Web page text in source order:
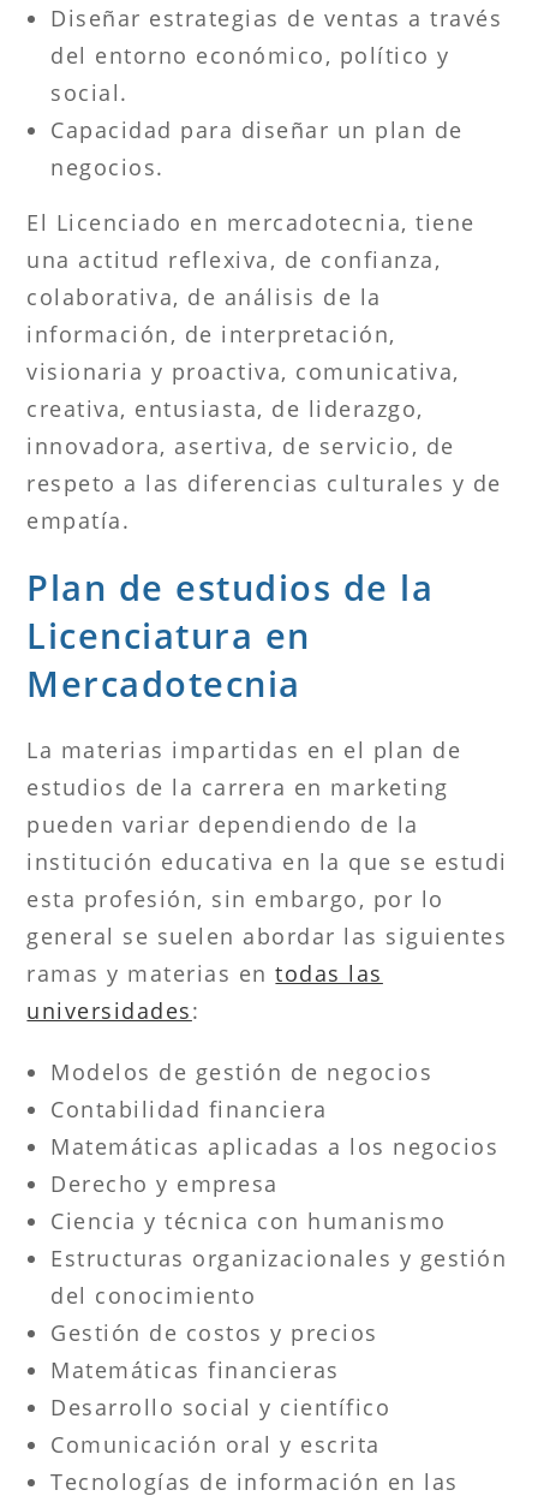
Diseñar estrategias de ventas a través
del entorno económico, político y
social.
Capacidad para diseñar un plan de
negocios.
El Licenciado en mercadotecnia, tiene
una actitud reflexiva, de confianza,
colaborativa, de análisis de la
información, de interpretación,
visionaria y proactiva, comunicativa,
creativa, entusiasta, de liderazgo,
innovadora, asertiva, de servicio, de
respeto a las diferencias culturales y de
empatía.
Plan de estudios de la
Licenciatura en
Mercadotecnia
La materias impartidas en el plan de
estudios de la carrera en marketing
pueden variar dependiendo de la
institución educativa en la que se estudi
esta profesión, sin embargo, por lo
general se suelen abordar las siguientes
ramas y materias entodas las
universidades:
Modelos de gestión de negocios
Contabilidad financiera
Matemáticas aplicadas a los negocios
Derecho y empresa
Ciencia y técnica con humanismo
Estructuras organizacionales y gestión
del conocimiento
Gestión de costos y precios
Matemáticas financieras
Desarrollo social y científico
Comunicación oral y escrita
Tecnologías de información en las